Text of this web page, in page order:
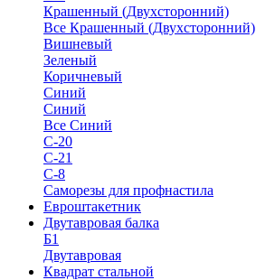
Крашенный (Двухсторонний)
Все Крашенный (Двухсторонний)
Вишневый
Зеленый
Коричневый
Синий
Синий
Все Синий
С-20
С-21
С-8
Саморезы для профнастила
Евроштакетник
Двутавровая балка
Б1
Двутавровая
Квадрат стальной